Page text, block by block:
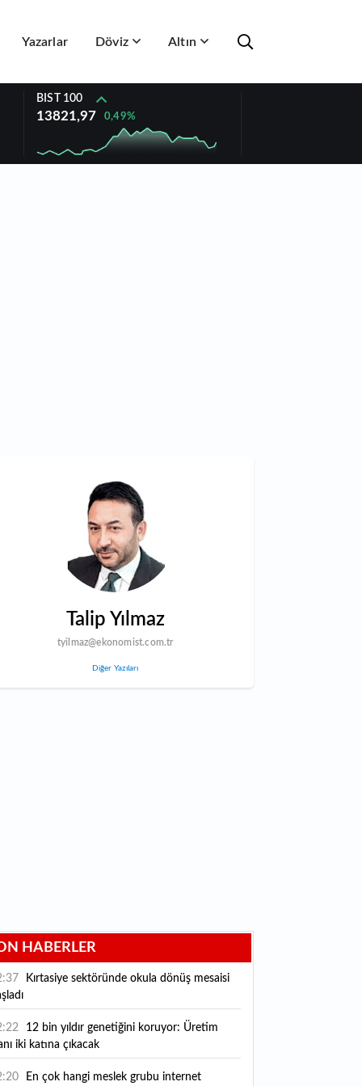
Yazarlar Döviz Altın
BIST 100
13821,97 0,49%
Talip Yılmaz
tyilmaz@ekonomist.com.tr
Diğer Yazıları
HABERLER
iki katına çıkacak